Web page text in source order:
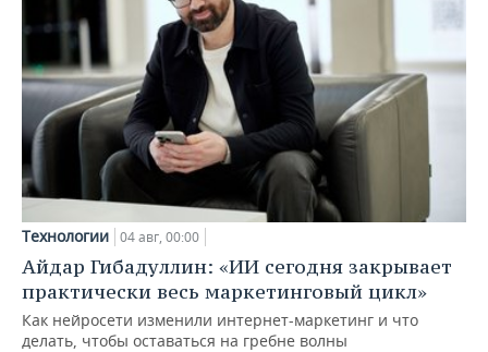
Технологии 04 авг, 00:00
Айдар Гибадуллин: «ИИ сегодня закрывает
практически весь маркетинговый цикл»
Как нейросети изменили интернет-маркетинг и что
делать, чтобы оставаться на гребне волны